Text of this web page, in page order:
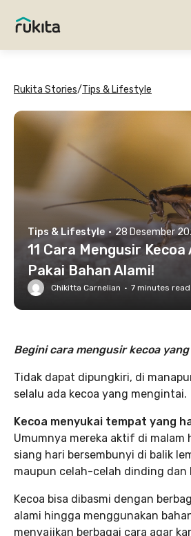
Rukita Stories/Tips & Lifestyle
Tips & Lifestyle · 28 Desember
11 Cara Mengusir Kecoa
Pakai Bahan Alami!
Chikitta Carnelian · 7 minutes read
Begini cara mengusir kecoa
Tidak dapat dipungkiri, di
selalu ada kecoa yang mengintai.
Kecoa menyukai tempat yang
Umumnya mereka aktif di malam
siang hari bersembunyi di balik
maupun celah-celah dinding dan
Kecoa bisa dibasmi dengan
alami hingga menggunakan
menyajikan berbagai cara agar